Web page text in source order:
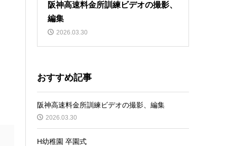
阪神高速料金所訓練ビデオの撮影、
編集
2026.03.30
おすすめ記事
阪神高速料金所訓練ビデオの撮影、編集
2026.03.30
H幼稚園 卒園式